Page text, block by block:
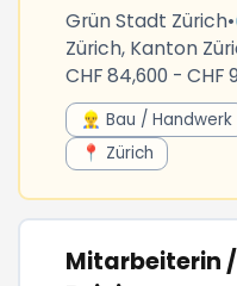
Grün Stadt Zürich•
Zürich, Kanton
CHF 84,600 - CHF
👷‍♂️ Bau / Handwerk
📍 Zürich
Mitarbeiterin